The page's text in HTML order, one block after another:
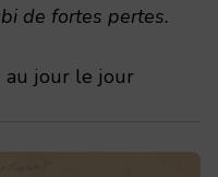
de fortes pertes.
au jour le jour